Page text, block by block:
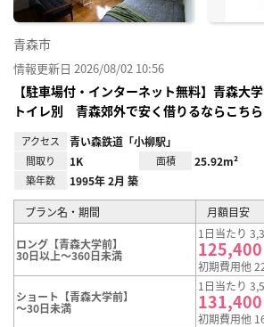
青森市
情報更新日 2026/08/02 10:56
【駐車場付・インターネット無料】青森大
トイレ別 青森郊外で安く借りるならこちら
アクセス 青い森鉄道「小柳駅」
間取り 1K 面積 25.92m²
築年数 1995年 2月 築
プラン名・期間 月額目安
ロング【青森大学前】
30日以上～360日未満
1日当たり
125,400
初期費用他
ショート【青森大学前】
～30日未満
1日当たり
131,400
初期費用他